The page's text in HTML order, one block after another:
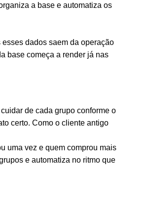
a base e automatiza os
dados saem da operação
base começa a render já nas
de cada grupo conforme o
certo. Como o cliente antigo
uma vez e quem comprou mais
e automatiza no ritmo que